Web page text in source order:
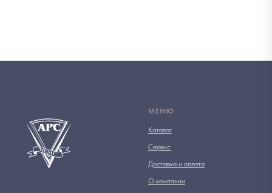
МЕНЮ
Каталог
Сервис
Доставка и оплата
О компании